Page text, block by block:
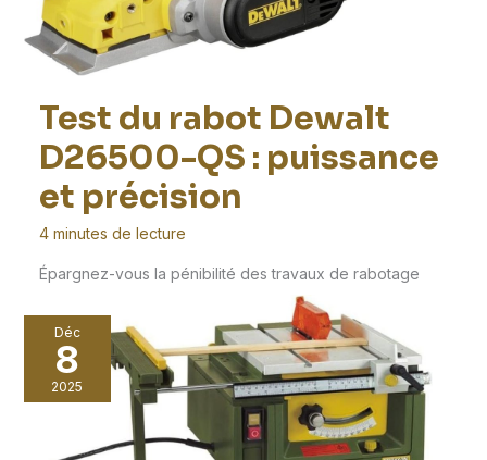
Test du rabot Dewalt
D26500-QS : puissance
et précision
4 minutes de lecture
Épargnez-vous la pénibilité des travaux de rabotage
fastidieux avec le rabot DEWALT D26500-QS. Ce produit
hautement
Déc
8
2025